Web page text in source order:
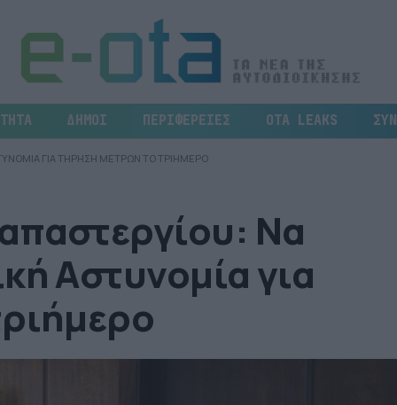
ΔΗΜΟΙ ΠΕΡΙΦΕΡΕΙΕΣ OTA LEAKS
ΓΙΑ ΤΗΡΗΣΗ ΜΕΤΡΩΝ ΤΟ ΤΡΙΗΜΕΡΟ
Να
Αστυνομία για